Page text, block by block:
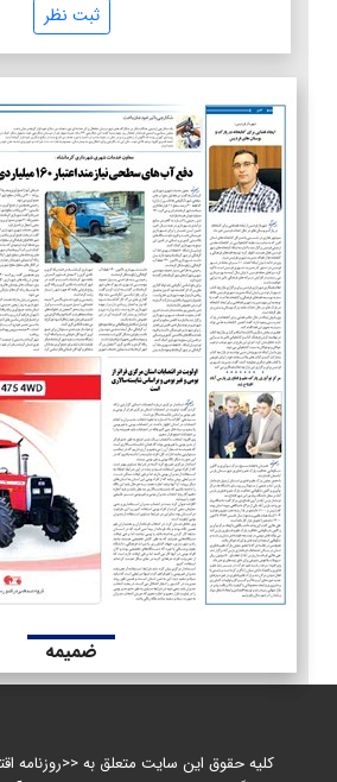
ثبت نظر
ضمیمه
کلیه حقوق این سایت متعلق به <<روزنامه